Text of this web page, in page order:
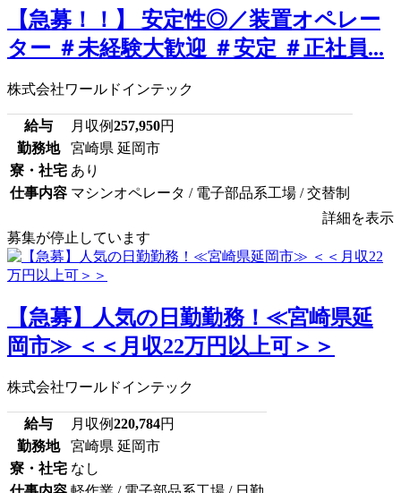
【急募！！】 安定性◎／装置オペレー
ター ＃未経験大歓迎 ＃安定 ＃正社員...
株式会社ワールドインテック
給与 月収例257,950円
勤務地
宮崎県 延岡市
寮・社宅 あり
仕事内容 マシンオペレータ / 電子部品系工場 / 交替制
詳細を表示
募集が停止しています
【急募】人気の日勤勤務！≪宮崎県延
岡市≫ ＜＜月収22万円以上可＞＞
株式会社ワールドインテック
給与 月収例220,784円
勤務地
宮崎県 延岡市
寮・社宅 なし